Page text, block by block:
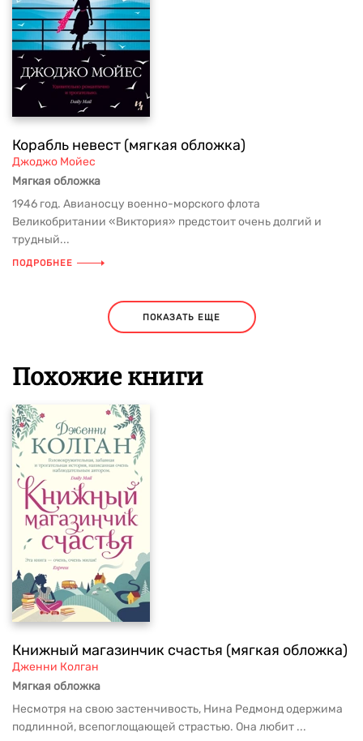
Корабль невест (мягкая обложка)
Джоджо Мойес
Мягкая обложка
1946 год. Авианосцу военно-морского флота
Великобритании «Виктория» предстоит очень долгий и
трудный...
ПОДРОБНЕЕ
ПОКАЗАТЬ ЕЩЕ
Похожие книги
Книжный магазинчик счастья (мягкая обложка)
Дженни Колган
Мягкая обложка
Несмотря на свою застенчивость, Нина Редмонд одержима
подлинной, всепоглощающей страстью. Она любит ...